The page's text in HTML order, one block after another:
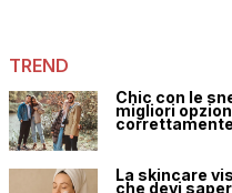
TREND
Chic con le
migliori
correttamente
La skincare
che devi